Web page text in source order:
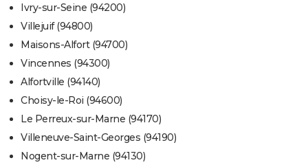
Ivry-sur-Seine (94200)
Villejuif (94800)
Maisons-Alfort (94700)
Vincennes (94300)
Alfortville (94140)
Choisy-le-Roi (94600)
Le Perreux-sur-Marne (94170)
Villeneuve-Saint-Georges (94190)
Nogent-sur-Marne (94130)